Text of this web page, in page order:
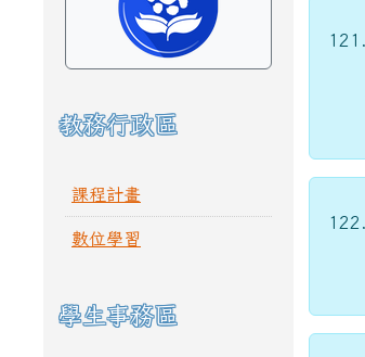
教務行政區
課程計畫
數位學習
學生事務區
121.
122.